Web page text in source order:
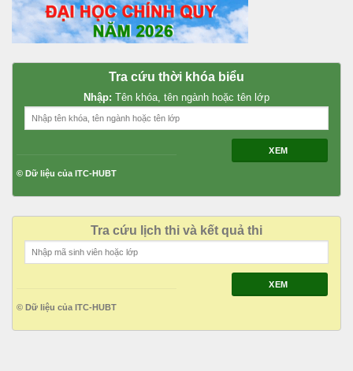
Tra cứu thời khóa biểu
Nhập: Tên khóa, tên ngành hoặc tên lớp
XEM
© Dữ liệu của ITC-HUBT
Tra cứu lịch thi và kết quả thi
XEM
© Dữ liệu của ITC-HUBT